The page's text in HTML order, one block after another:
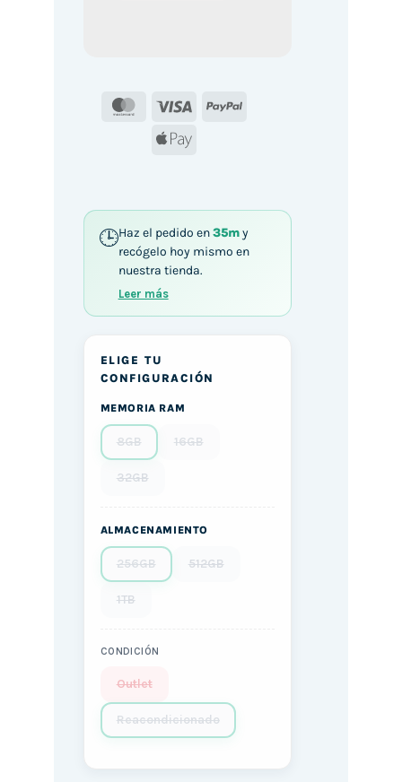
MasterCard
Visa
PayPal
Apple
Haz el pedido en35my
recógelo hoy mismo en
nuestra tienda.
Leer más
ELIGE TU
CONFIGURACIÓN
MEMORIA RAM
8GB 16GB
32GB
ALMACENAMIENTO
256GB 512GB
1TB
CONDICIÓN
Outlet
Reacondicionado